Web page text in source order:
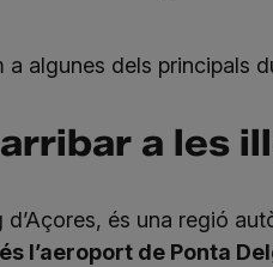
a algunes dels principals
a les
d’Açores, és una regió
l’aeroport de Ponta